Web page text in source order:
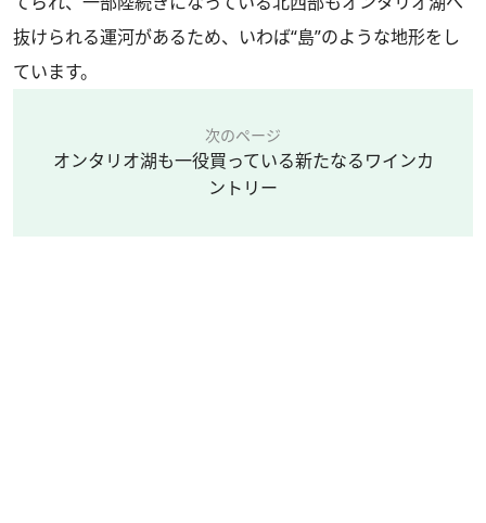
抜けられる運河があるため、いわば“島”のような地形をし
ています。
次のページ
オンタリオ湖も一役買っている新たなるワインカ
ントリー